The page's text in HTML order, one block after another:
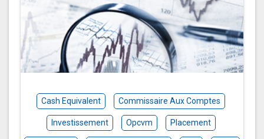
Cash Equivalent Commissaire Aux Comptes
Investissement Opcvm Placement